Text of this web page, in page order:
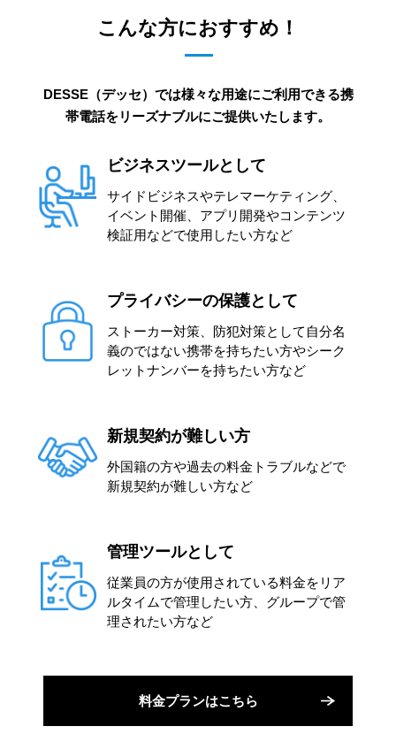
こんな方におすすめ！
DESSE（デッセ）では様々な用途にご利用できる携
帯電話をリーズナブルにご提供いたします。
ビジネスツールとして
サイドビジネスやテレマーケティング、
イベント開催、アプリ開発やコンテンツ
検証用などで使用したい方など
プライバシーの保護として
ストーカー対策、防犯対策として自分名
義のではない携帯を持ちたい方やシーク
レットナンバーを持ちたい方など
新規契約が難しい方
外国籍の方や過去の料金トラブルなどで
新規契約が難しい方など
管理ツールとして
従業員の方が使用されている料金をリア
ルタイムで管理したい方、グループで管
理されたい方など
料金プランはこちら